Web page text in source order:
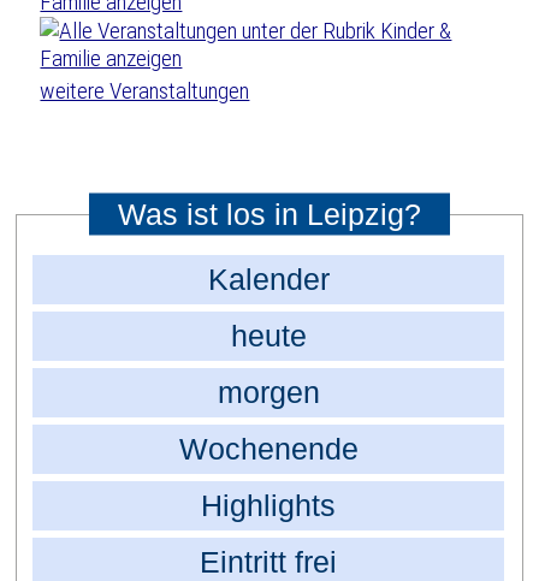
weitere Veranstaltungen
Was ist los in Leipzig?
Kalender
heute
morgen
Wochenende
Highlights
Eintritt frei